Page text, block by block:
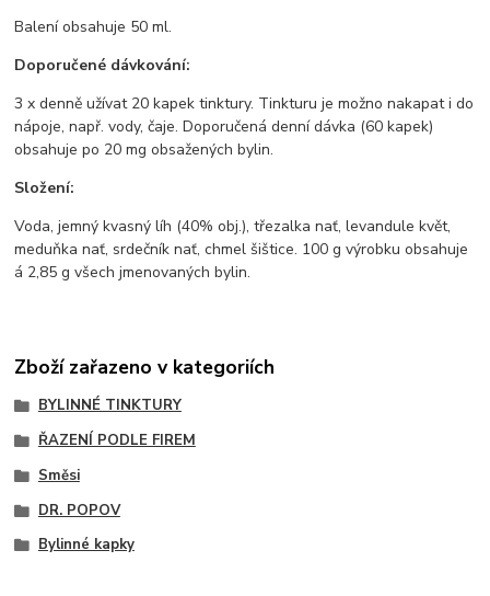
Balení obsahuje 50 ml.
Doporučené dávkování:
3 x denně užívat 20 kapek tinktury. Tinkturu je možno nakapat i do
nápoje, např. vody, čaje. Doporučená denní dávka (60 kapek)
obsahuje po 20 mg obsažených bylin.
Složení:
Voda, jemný kvasný líh (40% obj.), třezalka nať, levandule květ,
meduňka nať, srdečník nať, chmel šištice. 100 g výrobku obsahuje
á 2,85 g všech jmenovaných bylin.
Zboží zařazeno v kategoriích
BYLINNÉ TINKTURY
ŘAZENÍ PODLE FIREM
Směsi
DR. POPOV
Bylinné kapky